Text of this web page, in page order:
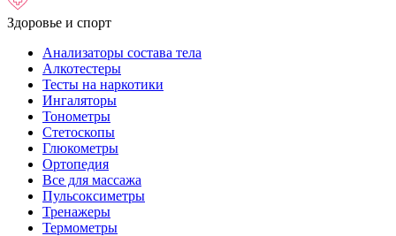
Здоровье и спорт
Анализаторы состава тела
Алкотестеры
Тесты на наркотики
Ингаляторы
Тонометры
Стетоскопы
Глюкометры
Ортопедия
Все для массажа
Пульсоксиметры
Тренажеры
Термометры